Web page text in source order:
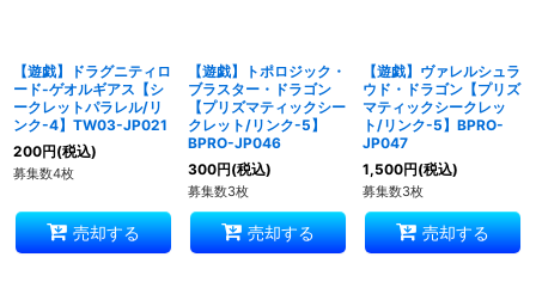
【遊戯】ドラグニティロ
ード-ゲオルギアス【シ
ークレットパラレル/リ
ンク-4】TW03-JP021
200円(税込)
募集数4枚
売却する
【遊戯】トポロジック・
ブラスター・ドラゴン
【プリズマティックシー
クレット/リンク-5】
BPRO-JP046
300円(税込)
募集数3枚
売却する
【遊戯】ヴァレルシュラ
ウド・ドラゴン【プリズ
マティックシークレッ
ト/リンク-5】BPRO-
JP047
1,500円(税込)
募集数3枚
売却する